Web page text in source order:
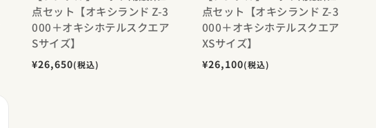
点セット【オキシランド Z-3
000＋オキシホテルスクエア
Sサイズ】
¥26,650(税込)
点セット【オキシランド Z-3
000＋オキシホテルスクエア
XSサイズ】
¥26,100(税込)